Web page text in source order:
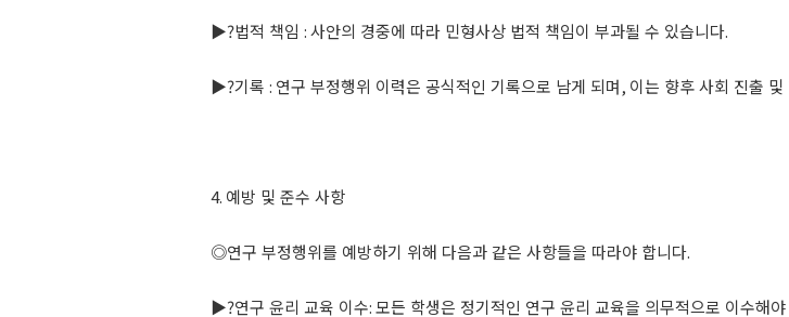
▶?법적 책임 :사안의 경중에 따라 민형사상 법적 책임이 부과될 수 있습니다.
▶?기록 : 연구 부정행위 이력은 공식적인 기록으로 남게 되며, 이는 향후 사회 진출
4. 예방 및 준수 사항
◎연구 부정행위를 예방하기 위해 다음과 같은 사항들을 따라야 합니다.
▶?연구 윤리 교육 이수:모든 학생은 정기적인 연구 윤리 교육을 의무적으로 이수해